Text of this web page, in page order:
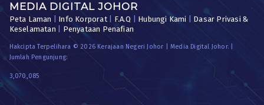
MEDIA DIGITAL JOHOR
Peta Laman Info Korporat| F.A.Q Hubungi Kami
Dasar Privasi &
Keselamatan
Penyataan Penafian
Hakcipta Terpelihara © 2026 Kerajaan Negeri Johor | Media Digital Johor. |
Jumlah Pengunjung:
3,070,085